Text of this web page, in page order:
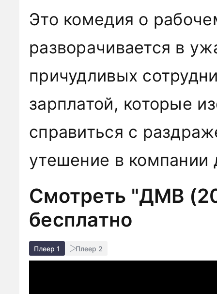
Это комедия о
разворачивается в
причудливых
зарплатой, которые
справиться с
утешение в компании
Смотреть "ДМВ
бесплатно
Плеер 1 Плеер 2